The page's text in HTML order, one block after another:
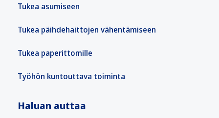
Tukea asumiseen
Tukea päihdehaittojen vähentämiseen
Tukea paperittomille
Työhön kuntouttava toiminta
Haluan auttaa